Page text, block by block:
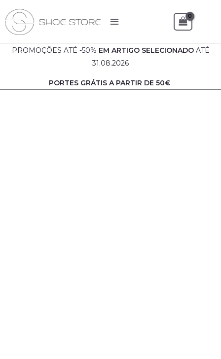
to
content
PROMOÇÕES ATÉ -50% EM ARTIGO SELECIONADO ATÉ
31.08.2026
PORTES GRÁTIS A PARTIR DE 50€